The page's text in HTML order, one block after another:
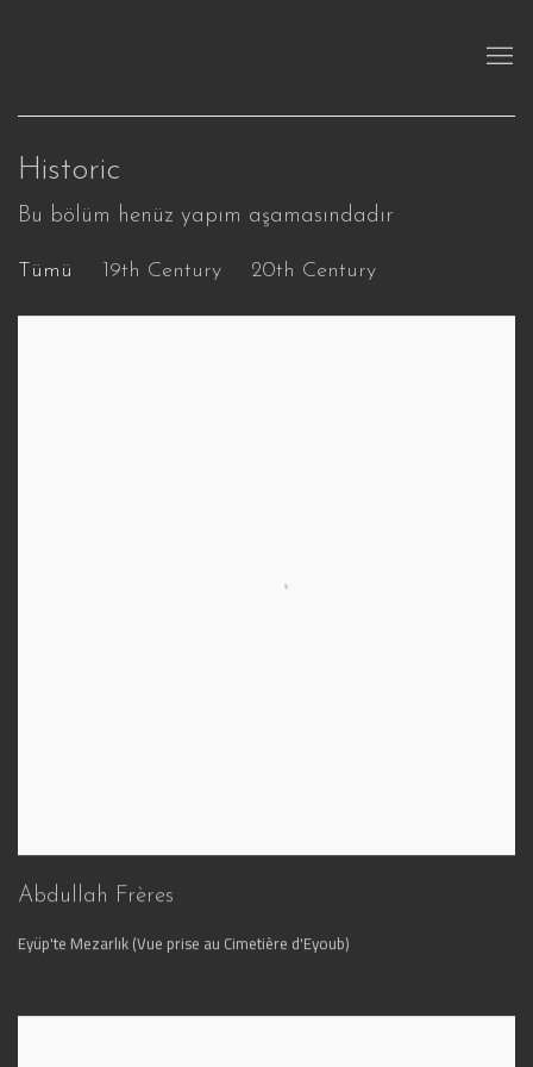
Historic
Bu bölüm henüz yapım aşamasındadır
Tümü 19th Century 20th Century
Abdullah Frères
Eyüp'te Mezarlık (Vue prise au Cimetière d'Eyoub)